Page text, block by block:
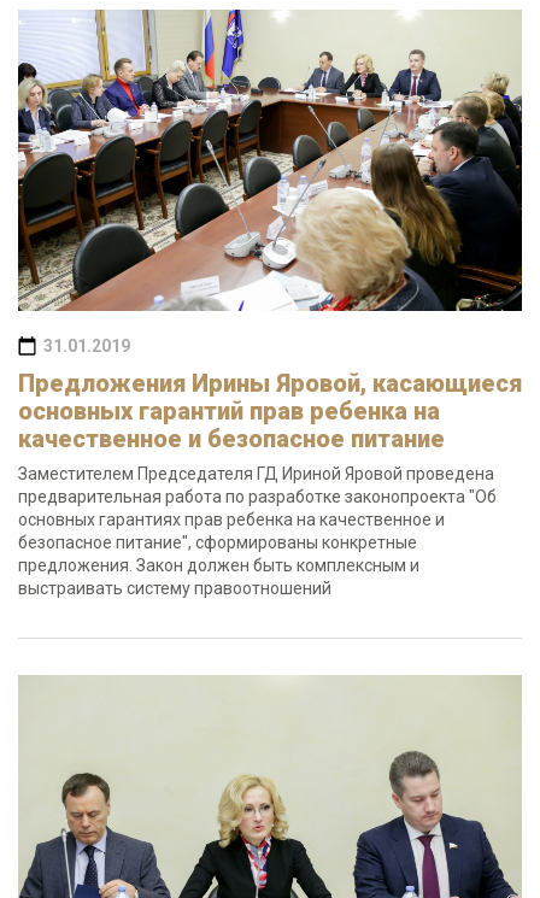
31.01.2019
Предложения Ирины Яровой, касающиеся
основных гарантий прав ребенка на
качественное и безопасное питание
Заместителем Председателя ГД Ириной Яровой проведена
предварительная работа по разработке законопроекта "Об
основных гарантиях прав ребенка на качественное и
безопасное питание", сформированы конкретные
предложения. Закон должен быть комплексным и
выстраивать систему правоотношений